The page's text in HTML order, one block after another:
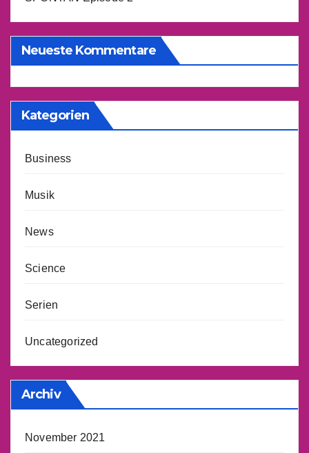
Neueste Kommentare
Kategorien
Business
Musik
News
Science
Serien
Uncategorized
Archiv
November 2021